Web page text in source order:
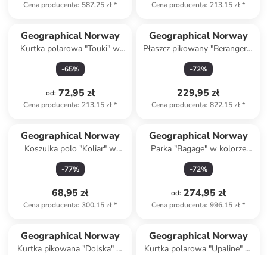
Cena producenta: 587,25 zł* Cena producenta: 213,15 zł*
Geographical Norway
Kurtka polarowa "Touki" w
kolorze bordowo-
granatowym
-65%
od: 72,95 zł
Cena producenta: 213,15 zł*
Geographical Norway
Płaszcz pikowany "Berangere"
w kolorze jasnoróżowym
-72%
229,95 zł
Cena producenta: 822,15 zł*
Geographical Norway
Koszulka polo "Koliar" w
kolorze beżowym
-77%
68,95 zł
Cena producenta: 300,15 zł*
Geographical Norway
Parka "Bagage" w kolorze
beżowym
-72%
od: 274,95 zł
Cena producenta: 996,15 zł*
Geographical Norway
Kurtka pikowana "Dolska" w
Geographical Norway
Kurtka polarowa "Upaline" w